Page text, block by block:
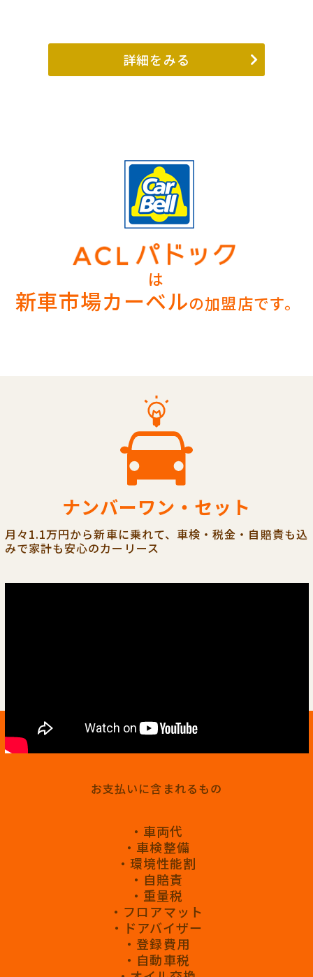
詳細をみる
は
新車市場カーベルの加盟店です。
ナンバーワン・セット
月々1.1万円から新車に乗れて、車検・税金・自賠責も込
みで家計も安心のカーリース
お支払いに含まれるもの
・車両代
・車検整備
・環境性能割
・自賠責
・重量税
・フロアマット
・ドアバイザー
・登録費用
・自動車税